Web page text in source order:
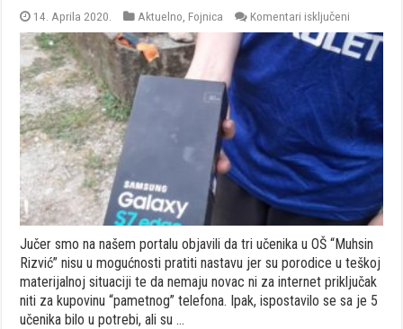
14. Aprila 2020. Aktuelno Fojnica Komentari isključeni
Jučer
pokrenuta
akcija,
učenici
Fojnici
sada
imaju
“pametne”
telefone
Jučer smo na našem portalu objavili da tri učenika u OŠ “Muhsin
Rizvić” nisu u mogućnosti pratiti nastavu jer su porodice u teškoj
materijalnoj situaciji te da nemaju novac ni za internet priključak
niti za kupovinu “pametnog” telefona. Ipak, ispostavilo se sa je 5
učenika bilo u potrebi, ali su …